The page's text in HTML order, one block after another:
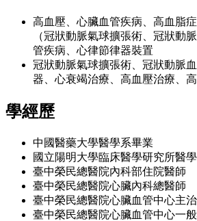
高血壓、心臟血管疾病、高血脂
（冠狀動脈氣球擴張術、冠狀動
管疾病、心律節律器裝置
冠狀動脈氣球擴張術、冠狀動脈
器、心衰竭治療、高血壓治療、
學經歷
中國醫藥大學醫學系畢業
國立陽明大學臨床醫學研究所醫
臺中榮民總醫院內科部住院醫師
臺中榮民總醫院心臟內科總醫師
臺中榮民總醫院心臟血管中心主
臺中榮民總醫院心臟血管中心一